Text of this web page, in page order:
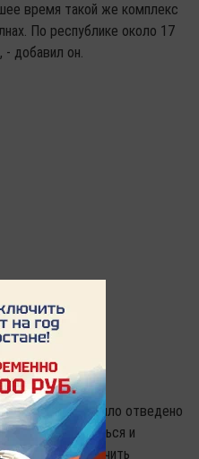
время такой же комплекс
По республике около 17
- добавил он.
под комплекс было отведено
развиваться и
может получить